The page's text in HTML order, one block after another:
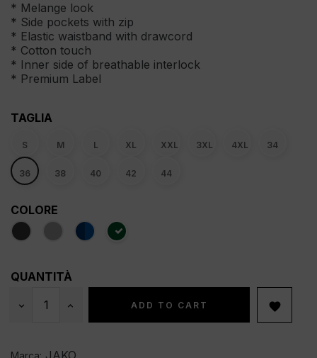
* Melange look
* Side pockets with zip
* Elastic waistband with drawcord
* Cotton touch
* Inner side of breathable interlock
* Premium Label
TAGLIA
S M L XL XXL 3XL 4XL 34
36 38 40 42 44
COLORE
QUANTITÀ
ADD TO CART 
Marca: